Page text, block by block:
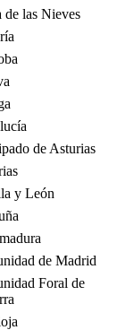
de las Nieves
de Asturias
y León
de Madrid
Foral de